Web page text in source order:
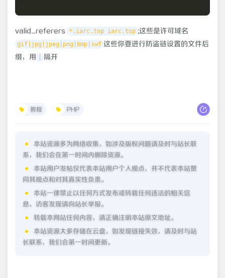
valid_referers *.iarc.top iarc.top ;这些是许可域名
gif|jpg|jpeg|png|bmp|swf 这些你要进行防盗链设置的文件后
缀，用
隔开
教程 PHP
本站资源多为网络收集，如涉及版权问题请及时与站长联
系，我们会在第一时间内删除资源。
本站用户发帖仅代表本站用户个人观点，并不代表本站赞
同其观点和对其真实性负责。
本站一律禁止以任何方式发布或转载任何违法的相关信
息，访客发现请向站长举报。
转载本网站任何内容，请正确注明本站原文地址。
本站资源大多存储在云盘，如发现链接失效，请及时与站
长联系，我们会第一时间更新。